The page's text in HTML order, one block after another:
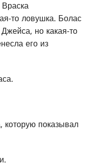
то ловушка. Болас
но какая-то
его из
которую показывал